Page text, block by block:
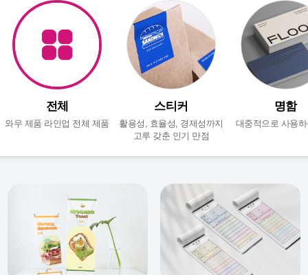
전체
와우 제품 라인업 전체 제품
스티커
활용성, 효율성, 경제성까지
고루 갖춘 인기 만점
명함
대중적으로 사용